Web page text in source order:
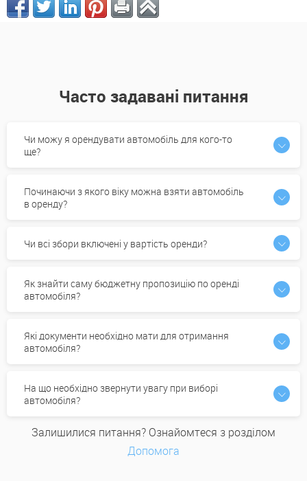
Часто задавані питання
Чи можу я орендувати автомобіль для кого-то
ще?
Починаючи з якого віку можна взяти автомобіль
в оренду?
Чи всі збори включені у вартість оренди?
Як знайти саму бюджетну пропозицію по оренді
автомобіля?
Які документи необхідно мати для отримання
автомобіля?
На що необхідно звернути увагу при виборі
автомобіля?
Залишилися питання? Ознайомтеся з розділом
Допомога